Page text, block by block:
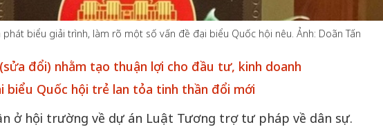
biểu giải trình, làm rõ một số vấn đề đại biểu Quốc hội nêu. Ảnh: Doãn Tấn
đổi) nhằm tạo thuận lợi cho đầu tư, kinh doanh
biểu Quốc hội trẻ lan tỏa tinh thần đổi mới
ở hội trường về dự án Luật Tương trợ tư pháp về dân sự.
năm Việt Nam gia
UNESCO: Khơi
50 năm Việt Nam gia
nhập UNESCO: Khơi
nguồn nội lực